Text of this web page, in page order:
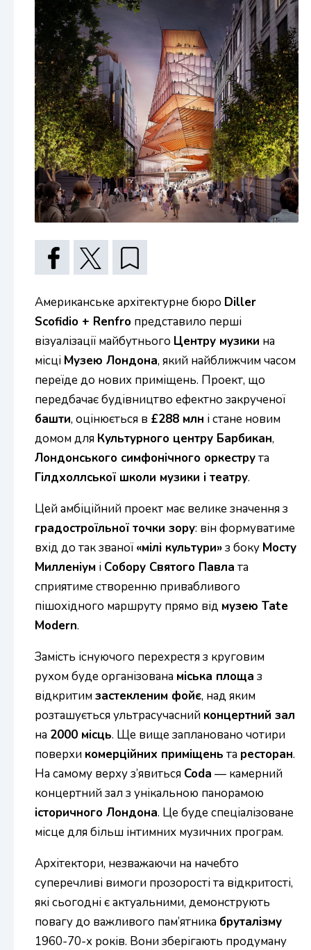
Американське архітектурне бюро Diller
Scofidio + Renfro представило перші
візуалізації майбутнього Центру музики на
місці Музею Лондона, який найближчим часом
переїде до нових приміщень. Проект, що
передбачає будівництво ефектно закрученої
башти, оцінюється в £288 млн і стане новим
домом для Культурного центру Барбикан,
Лондонського симфонічного оркеструта
Гілдхоллської школи музики і театру.
Цей амбіційний проект має велике значення з
градостроїльної точки зору: він формуватиме
вхід до так званої «мілі культури»з боку Мосту
Милленіум і Собору Святого Павла та
сприятиме створенню привабливого
пішохідного маршруту прямо від музею Tate
Modern.
Замість існуючого перехрестя з круговим
рухом буде організована міська площа з
відкритимзастекленим фойє, над яким
розташується ультрасучасний концертний зал
на 2000 місць. Ще вище заплановано чотири
поверхи комерційних приміщень та ресторан.
На самому верху з’явиться Coda — камерний
концертний зал з унікальною панорамою
історичного Лондона. Це буде спеціалізоване
місце для більш інтимних музичних програм.
Архітектори, незважаючи на начебто
суперечливі вимоги прозорості та відкритості,
які сьогодні є актуальними, демонструють
повагу до важливого пам’ятника бруталізму
1960-70-х років. Вони зберігають продуману